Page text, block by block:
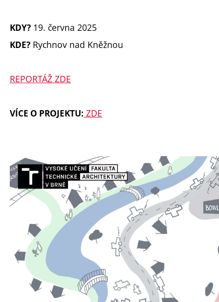
KDY? 19. června 2025
KDE? Rychnov nad Kněžnou
REPORTÁŽ ZDE
VÍCE O PROJEKTU: ZDE